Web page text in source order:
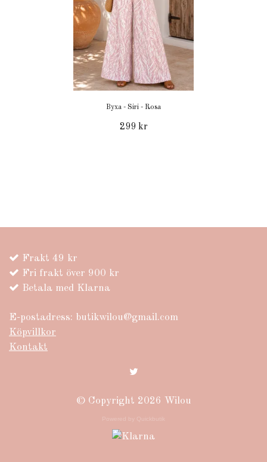
Byxa - Siri - Rosa
299 kr
Frakt 49 kr
Fri frakt över 900 kr
Betala med Klarna
E-postadress: butikwilou@gmail.com
Köpvillkor
Kontakt
© Copyright 2026 Wilou
Powered by Quickbutik